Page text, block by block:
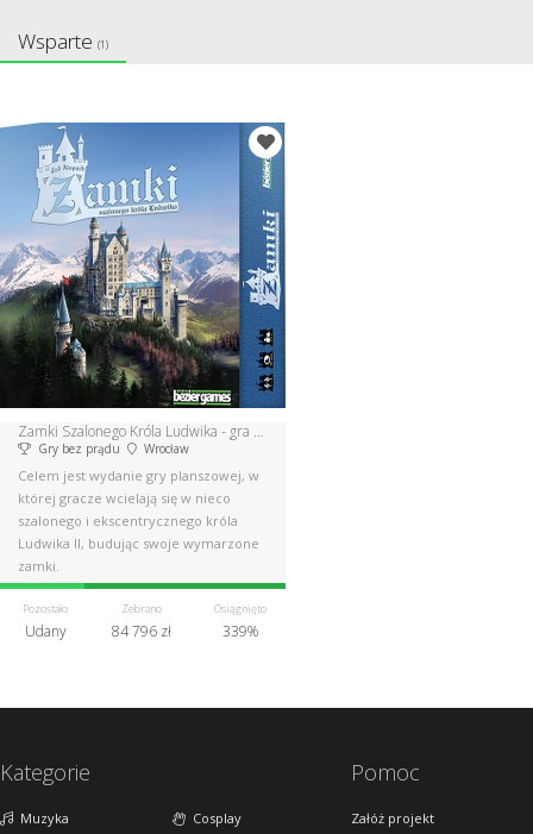
Wsparte (1)
Zamki Szalonego Króla Ludwika - gra planszowa
Gry bez prądu Wrocław
Celem jest wydanie gry planszowej, w
której gracze wcielają się w nieco
szalonego i ekscentrycznego króla
Ludwika II, budując swoje wymarzone
zamki.
Pozostało
Udany
Zebrano
84 796 zł
Osiągnięto
339%
Kategorie
Muzyka
Cosplay
Pomoc
Załóż projekt